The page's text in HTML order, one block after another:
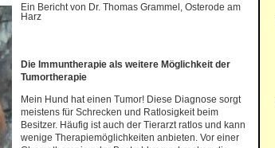
Ein Bericht von Dr. Thomas Grammel, Osterode am
Harz
Die Immuntherapie als weitere Möglichkeit der
Tumortherapie
Mein Hund hat einen Tumor! Diese Diagnose sorgt
meistens für Schrecken und Ratlosigkeit beim
Besitzer. Häufig ist auch der Tierarzt ratlos und kann
wenige Therapiemöglichkeiten anbieten. Vor einer